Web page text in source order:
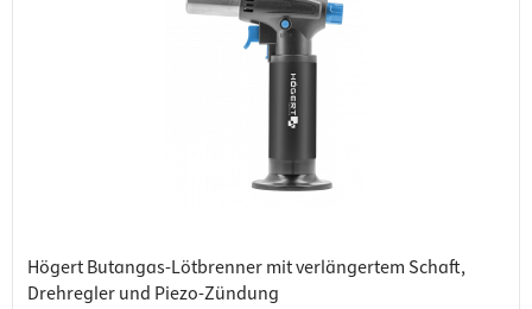
Högert Butangas-Lötbrenner mit verlängertem Schaft,
Drehregler und Piezo-Zündung